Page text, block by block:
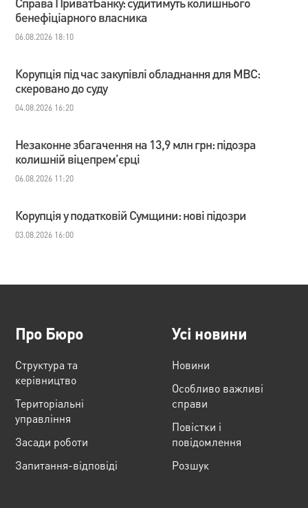
бенефіціарного власника
06.08.2026 18:10
Корупція під час закупівлі обладнання для МВС:
скеровано до суду
04.08.2026 16:20
Незаконне збагачення на 13,9 млн грн: підозра
колишній віцепрем’єрці
06.08.2026 11:20
Корупція у податковій Сумщини: нові підозри
03.08.2026 16:00
Про Бюро
Структура та
керівництво
Територіальні
управління
Засади роботи
Запитання-відповіді
Усі новини
Новини
Особливо важливі
справи
Повістки і
повідомлення
Розшук